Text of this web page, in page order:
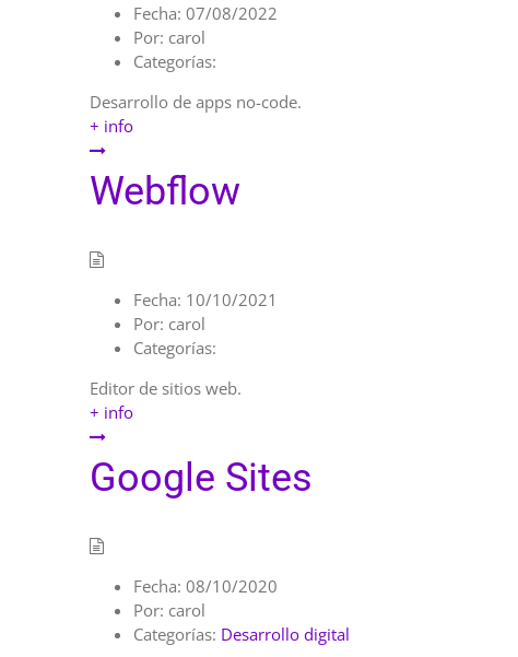
Fecha: 07/08/2022
Por: carol
Categorías:
Desarrollo de apps no-code.
+ info
Webflow
Fecha: 10/10/2021
Por: carol
Categorías:
Editor de sitios web.
+ info
Google Sites
Fecha: 08/10/2020
Por: carol
Categorías: Desarrollo digital